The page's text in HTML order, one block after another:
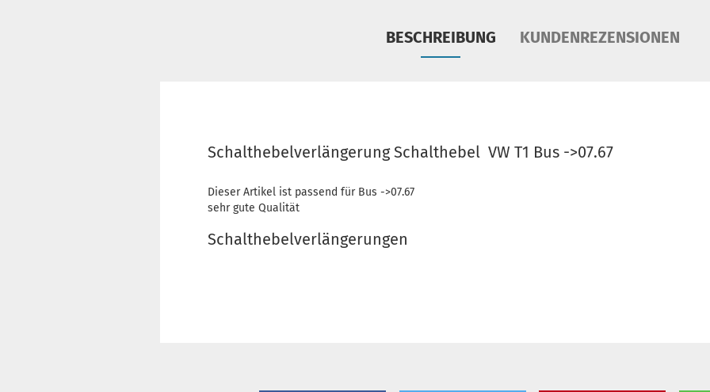
BESCHREIBUNG KUNDENREZENSIONEN
Schalthebelverlängerung Schalthebel VW T1 Bus ->07.67
Dieser Artikel ist passend für Bus ->07.67
sehr gute Qualität
Schalthebelverlängerungen